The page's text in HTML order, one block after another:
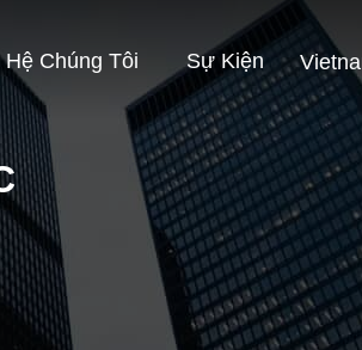
Hệ Chúng Tôi Sự Kiện